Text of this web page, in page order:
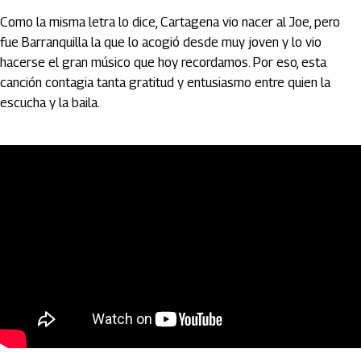
Como la misma letra lo dice, Cartagena vio nacer al Joe, pero
fue Barranquilla la que lo acogió desde muy joven y lo vio
hacerse el gran músico que hoy recordamos. Por eso, esta
canción contagia tanta gratitud y entusiasmo entre quien la
escucha y la baila.